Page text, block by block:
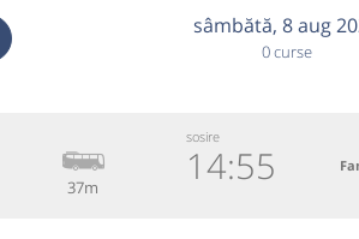
sâmbătă, 8 aug
0 curse
37m
sosire
14:55